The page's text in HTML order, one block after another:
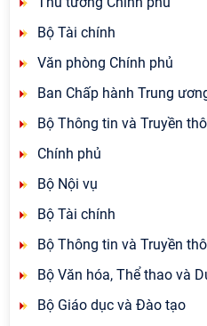
Bộ Tài chính
Văn phòng Chính phủ
Ban Chấp hành Trung
Bộ Thông tin và Truyền
Chính phủ
Bộ Nội vụ
Bộ Tài chính
Bộ Thông tin và Truyền
Bộ Văn hóa, Thể thao và
Bộ Giáo dục và Đào tạo